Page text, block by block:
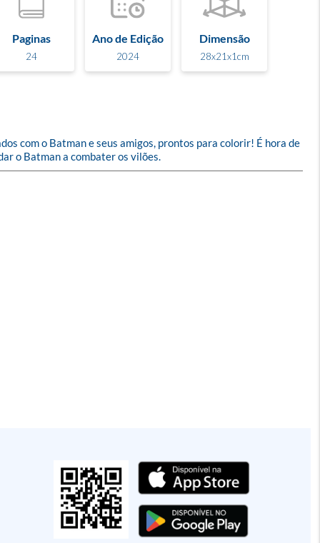
Paginas
24
Ano de Edição
2024
Dimensão
28x21x1cm
com o Batman e seus amigos, prontos para colorir! É hora de
o Batman a combater os vilões.